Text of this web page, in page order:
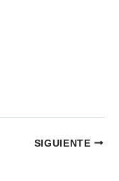
SIGUIENTE